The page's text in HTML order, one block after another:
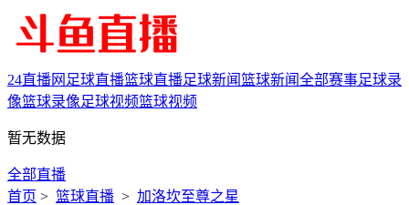
24直播网 足球直播篮球直播足球新闻篮球新闻全部赛事足球录
像篮球录像足球视频篮球视频
暂无数据
全部直播
首页 > 篮球直播 > 加洛坎至尊之星